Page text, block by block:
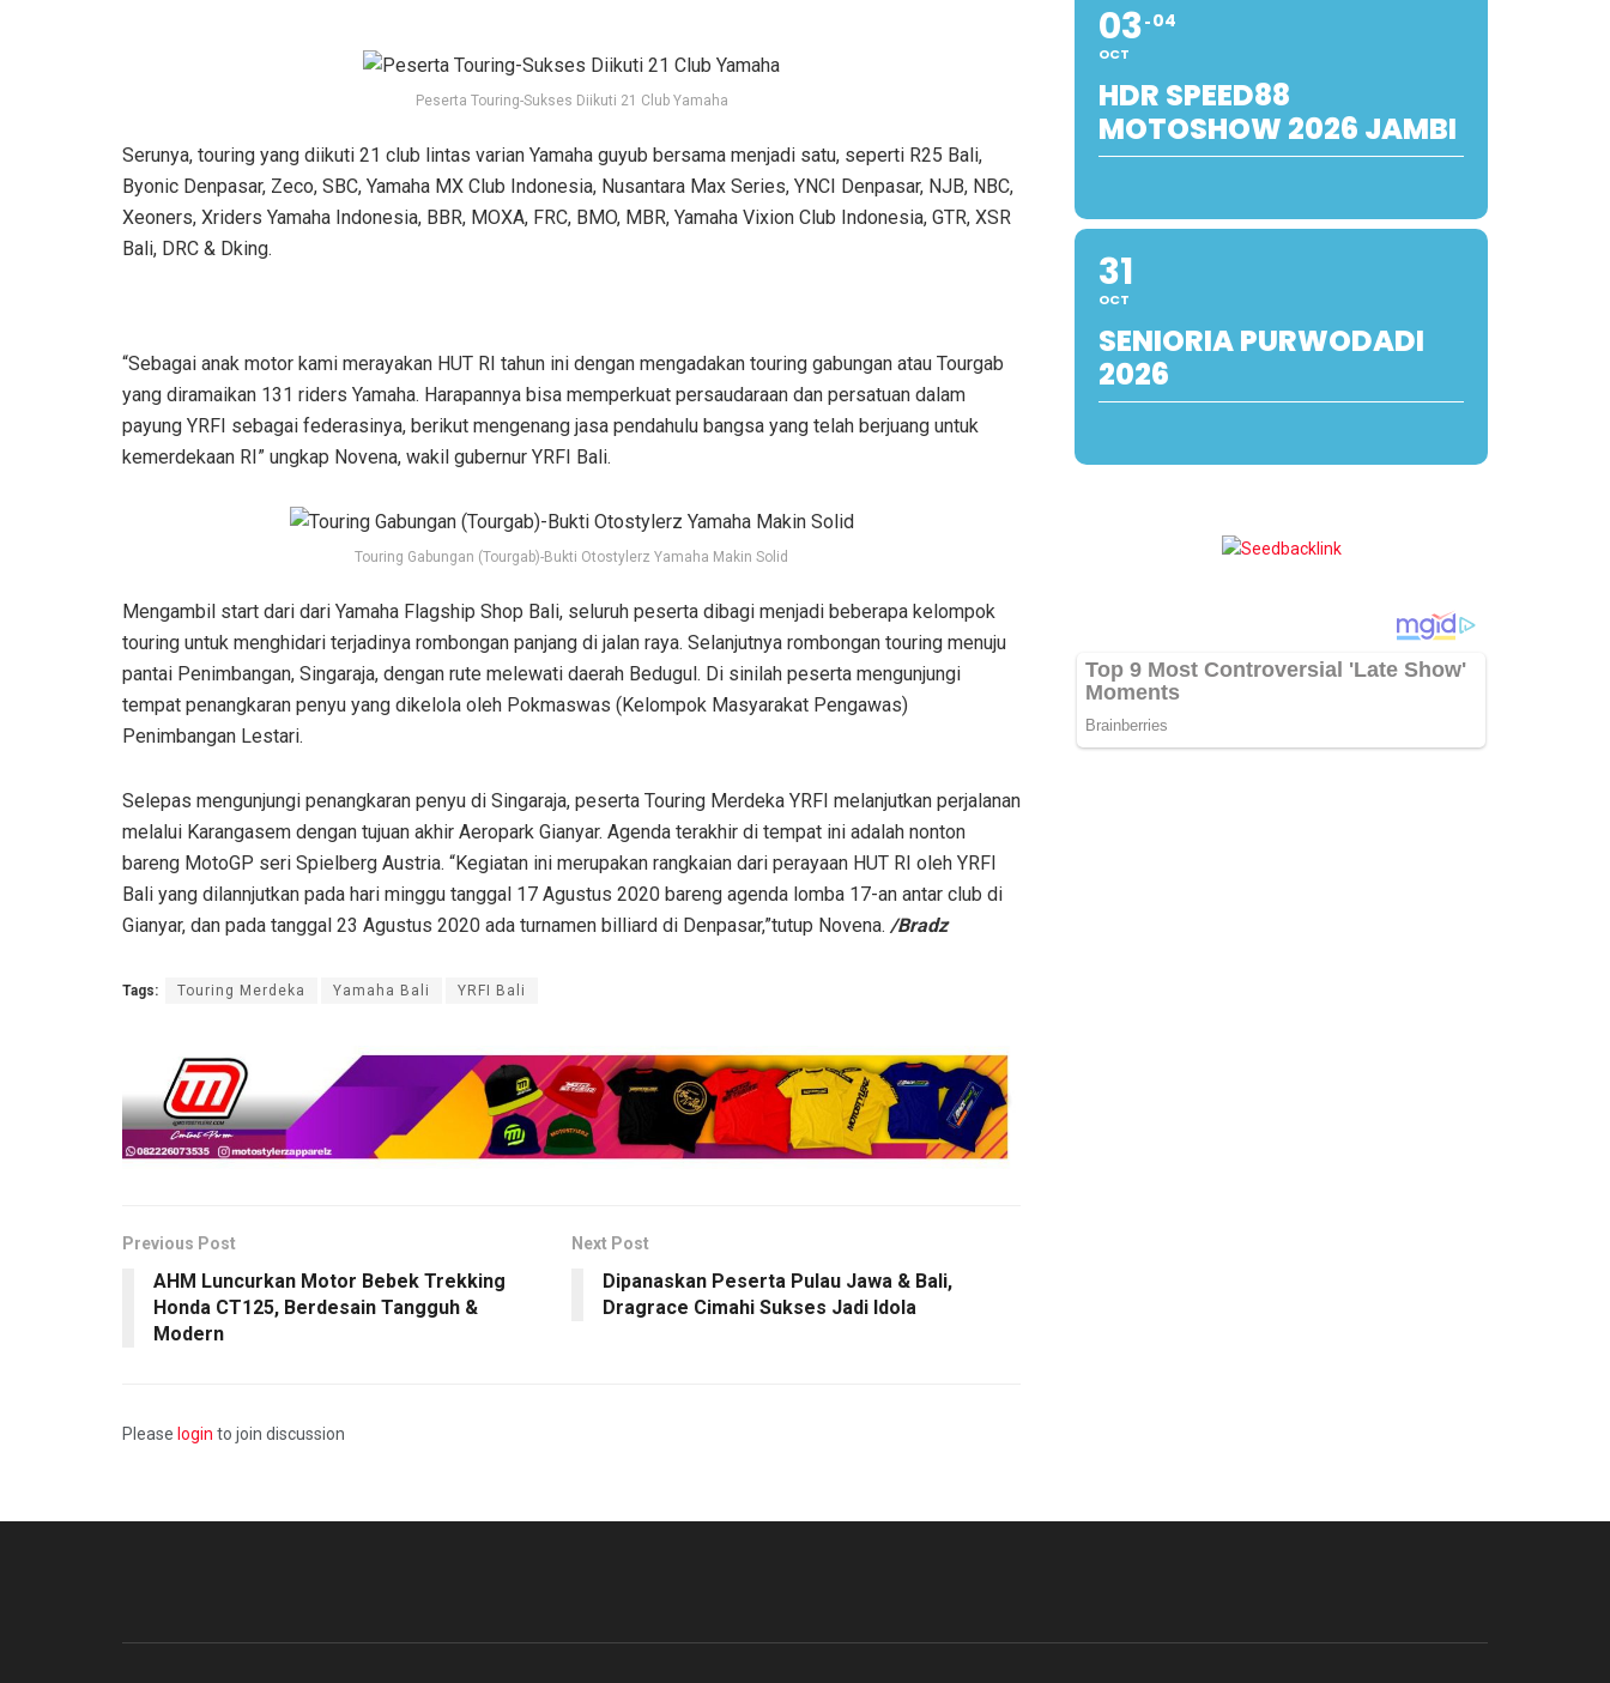
Peserta Touring-Sukses Diikuti 21 Club Yamaha
Serunya, touring yang diikuti 21 club lintas varian Yamaha guyub bersama menjadi satu, seperti R25 Bali,
Byonic Denpasar, Zeco, SBC, Yamaha MX Club Indonesia, Nusantara Max Series, YNCI Denpasar, NJB, NBC,
Xeoners, Xriders Yamaha Indonesia, BBR, MOXA, FRC, BMO, MBR, Yamaha Vixion Club Indonesia, GTR, XSR
Bali, DRC & Dking.
“Sebagai anak motor kami merayakan HUT RI tahun ini dengan mengadakan touring gabungan atau Tourgab
yang diramaikan 131 riders Yamaha. Harapannya bisa memperkuat persaudaraan dan persatuan dalam
payung YRFI sebagai federasinya, berikut mengenang jasa pendahulu bangsa yang telah berjuang untuk
kemerdekaan RI” ungkap Novena, wakil gubernur YRFI Bali.
Touring Gabungan (Tourgab)-Bukti Otostylerz Yamaha Makin Solid
Mengambil start dari dari Yamaha Flagship Shop Bali, seluruh peserta dibagi menjadi beberapa kelompok
touring untuk menghidari terjadinya rombongan panjang di jalan raya. Selanjutnya rombongan touring menuju
pantai Penimbangan, Singaraja, dengan rute melewati daerah Bedugul. Di sinilah peserta mengunjungi
tempat penangkaran penyu yang dikelola oleh Pokmaswas (Kelompok Masyarakat Pengawas)
Penimbangan Lestari.
Selepas mengunjungi penangkaran penyu di Singaraja, peserta Touring Merdeka YRFI melanjutkan perjalanan
melalui Karangasem dengan tujuan akhir Aeropark Gianyar. Agenda terakhir di tempat ini adalah nonton
bareng MotoGP seri Spielberg Austria. “Kegiatan ini merupakan rangkaian dari perayaan HUT RI oleh YRFI
Bali yang dilannjutkan pada hari minggu tanggal 17 Agustus 2020 bareng agenda lomba 17-an antar club di
Gianyar, dan pada tanggal 23 Agustus 2020 ada turnamen billiard di Denpasar,”tutup Novena. /Bradz
Tags: Touring Merdeka Yamaha Bali YRFI Bali
Previous Post
AHM Luncurkan Motor Bebek Trekking
Honda CT125, Berdesain Tangguh &
Modern
Next Post
Dipanaskan Peserta Pulau Jawa & Bali,
Dragrace Cimahi Sukses Jadi Idola
Please login to join discussion
03
OCT
04
HDR SPEED88
MOTOSHOW 2026 JAMBI
31
OCT
SENIORIA PURWODADI
2026